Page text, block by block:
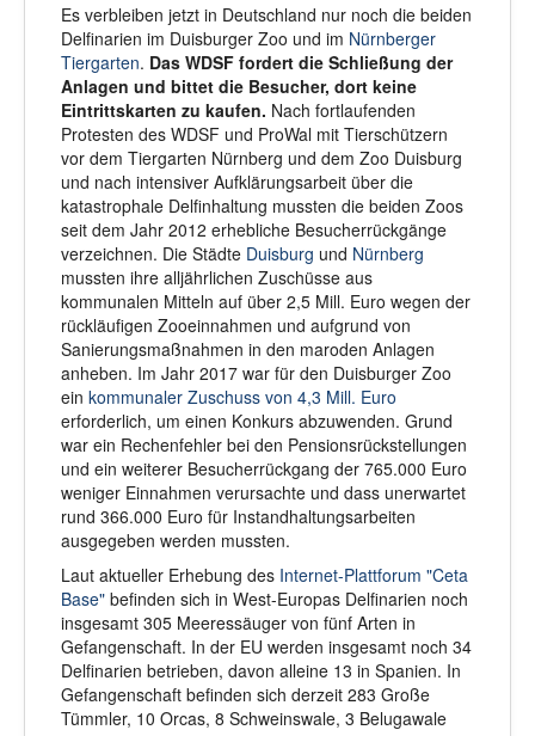
Es verbleiben jetzt in Deutschland nur noch die beiden
Delfinarien im Duisburger Zoo und im Nürnberger
Tiergarten. Das WDSF fordert die Schließung der
Anlagen und bittet die Besucher, dort keine
Eintrittskarten zu kaufen. Nach fortlaufenden
Protesten des WDSF und ProWal mit Tierschützern
vor dem Tiergarten Nürnberg und dem Zoo Duisburg
und nach intensiver Aufklärungsarbeit über die
katastrophale Delfinhaltung mussten die beiden Zoos
seit dem Jahr 2012 erhebliche Besucherrückgänge
verzeichnen. Die Städte Duisburg und Nürnberg
mussten ihre alljährlichen Zuschüsse aus
kommunalen Mitteln auf über 2,5 Mill. Euro wegen der
rückläufigen Zooeinnahmen und aufgrund von
Sanierungsmaßnahmen in den maroden Anlagen
anheben. Im Jahr 2017 war für den Duisburger Zoo
ein kommunaler Zuschuss von 4,3 Mill. Euro
erforderlich, um einen Konkurs abzuwenden. Grund
war ein Rechenfehler bei den Pensionsrückstellungen
und ein weiterer Besucherrückgang der 765.000 Euro
weniger Einnahmen verursachte und dass unerwartet
rund 366.000 Euro für Instandhaltungsarbeiten
ausgegeben werden mussten.
Laut aktueller Erhebung des Internet-Plattforum "Ceta
Base" befinden sich in West-Europas Delfinarien noch
insgesamt 305 Meeressäuger von fünf Arten in
Gefangenschaft. In der EU werden insgesamt noch 34
Delfinarien betrieben, davon alleine 13 in Spanien. In
Gefangenschaft befinden sich derzeit 283 Große
Tümmler, 10 Orcas, 8 Schweinswale, 3 Belugawale